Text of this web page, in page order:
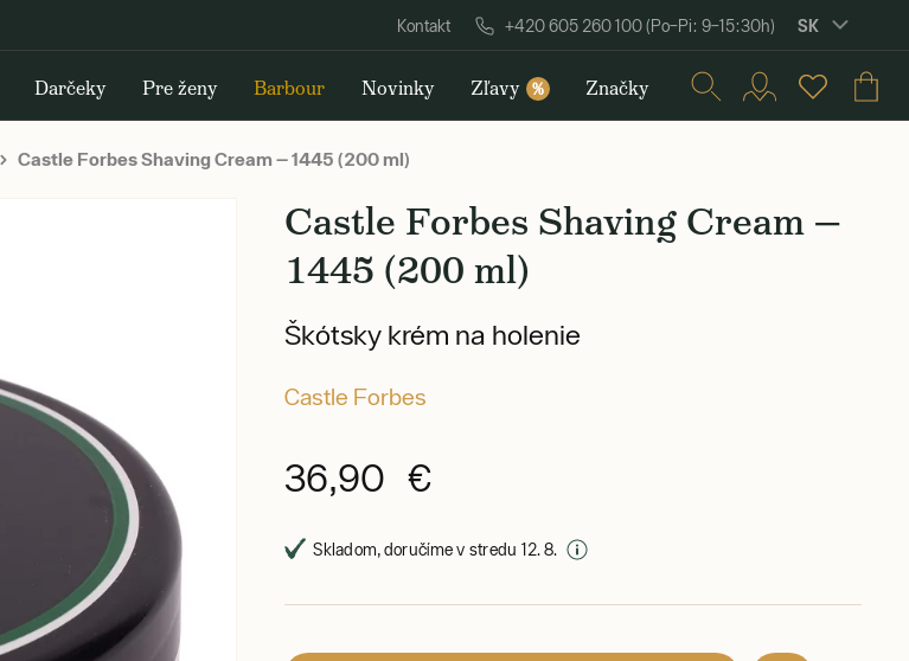
Kontakt +420 605 260 100 (Po–Pi: 9–15:30h) SK
Darčeky Pre ženy Barbour Novinky Zľavy % Značky
Castle Forbes Shaving Cream — 1445 (200 ml)
Castle Forbes Shaving Cream —
1445 (200 ml)
Škótsky krém na holenie
Castle Forbes
36,90 €
Skladom, doručíme v stredu 12. 8.